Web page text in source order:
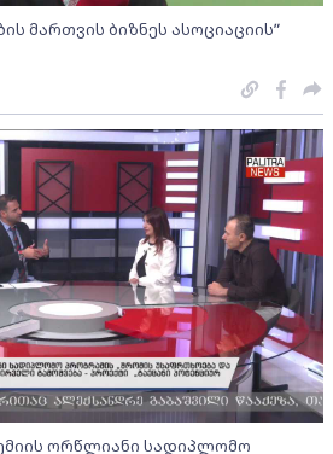
მართვის ბიზნეს ასოციაციის”
ორწლიანი სადიპლომო